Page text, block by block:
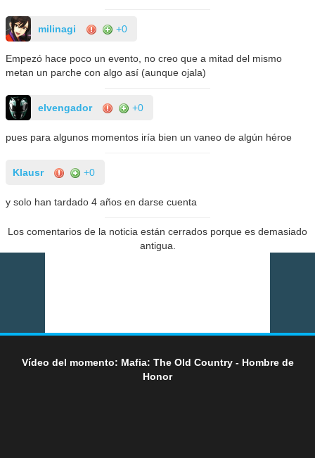
milinagi +0
Empezó hace poco un evento, no creo que a mitad del mismo
metan un parche con algo así (aunque ojala)
elvengador +0
pues para algunos momentos iría bien un vaneo de algún héroe
Klausr +0
y solo han tardado 4 años en darse cuenta
Los comentarios de la noticia están cerrados porque es demasiado
antigua.
Vídeo del momento: Mafia: The Old Country - Hombre de
Honor